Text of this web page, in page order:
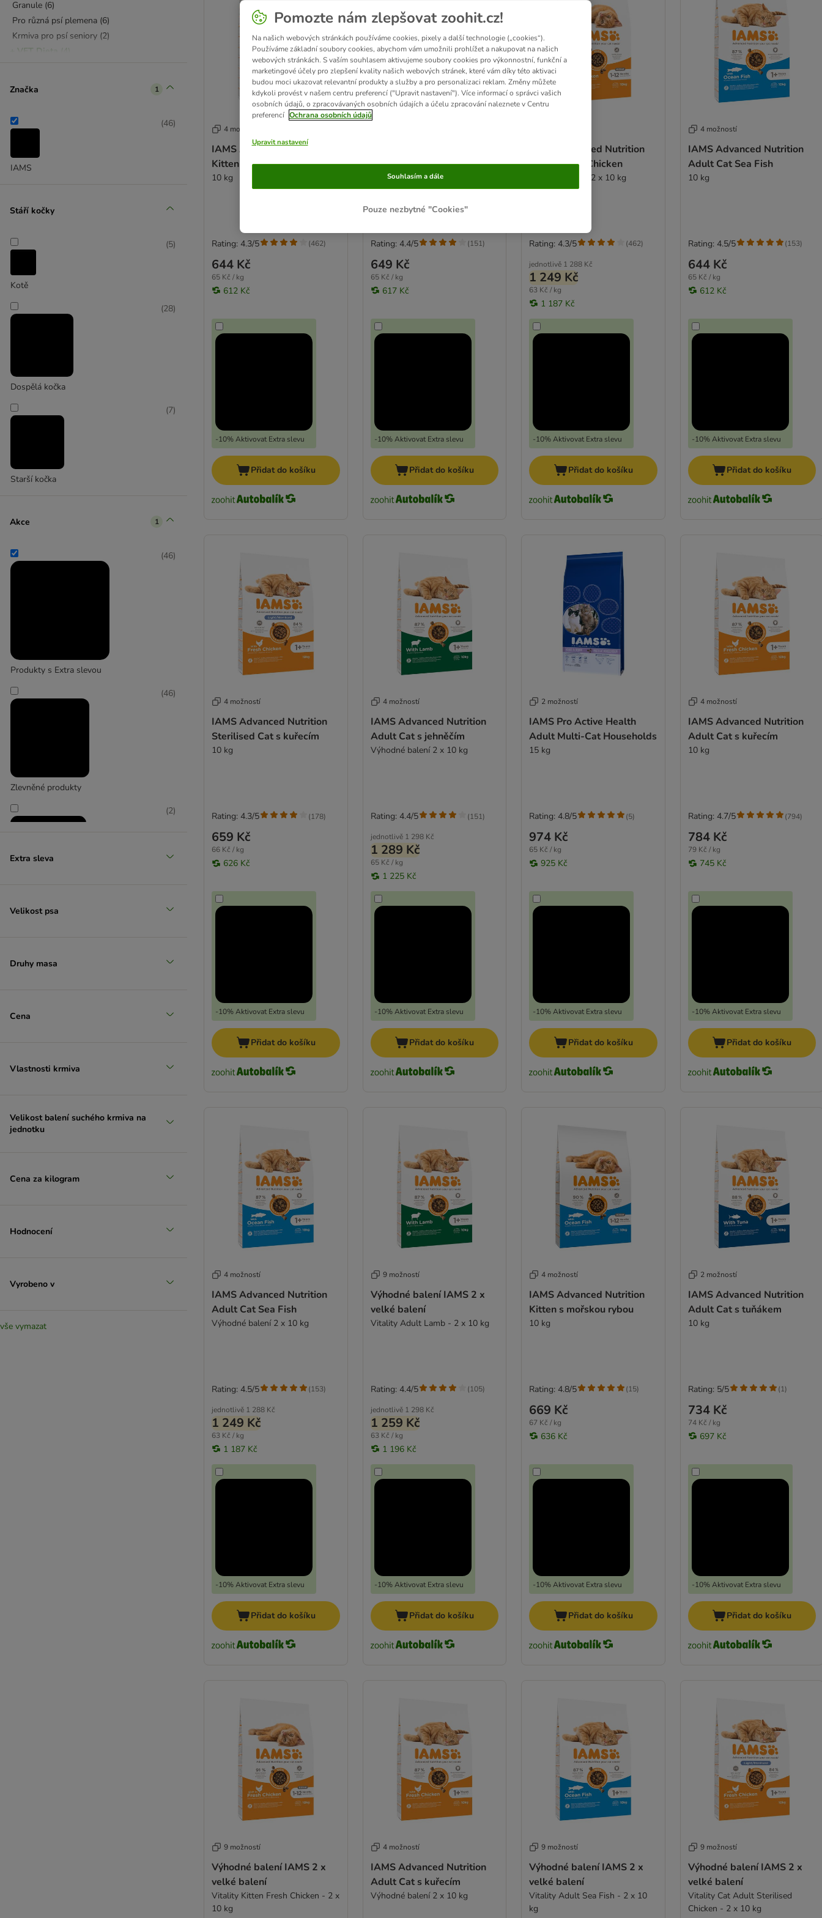
Granule (6)
Pro různá psí plemena (6)
Krmiva pro psí seniory (2)
+ VET Dieta
4
Značka
1
IAMS
(46)
Stáří kočky
Kotě
(5)
Dospělá kočka
(28)
Starší kočka
(7)
Akce 1
Produkty s Extra slevou
(46)
Zlevněné produkty
(46)
(2)
Extra sleva
Velikost psa
Druhy masa
Cena
Vlastnosti krmiva
Velikost balení suchého krmiva na
jednotku
Cena za kilogram
Hodnocení
Vyrobeno v
vše vymazat
4 možností
IAMS Advanced Nutrition
Kitten Fresh Chicken
10 kg
644 Kč
65 Kč / kg
612 Kč
-10% Aktivovat Extra slevu
Rating: 4.3/5 (462)
Přidat do košíku
Adult Cat s jehněčím
10 kg
649 Kč
65 Kč / kg
617 Kč
-10% Aktivovat Extra slevu
Rating: 4.4/5 (151)
Přidat do košíku
IAMS Advanced Nutrition
Kitten Fresh Chicken
Výhodné balení 2 x 10 kg
jednotlivě 1 288 Kč
1 249 Kč
63 Kč / kg
1 187 Kč
-10% Aktivovat Extra slevu
Rating: 4.3/5 (462)
Přidat do košíku
4 možností
IAMS Advanced Nutrition
Adult Cat Sea Fish
10 kg
644 Kč
65 Kč / kg
612 Kč
-10% Aktivovat Extra slevu
Rating: 4.5/5 (153)
Přidat do košíku
4 možností
IAMS Advanced Nutrition
Sterilised Cat s kuřecím
10 kg
659 Kč
66 Kč / kg
626 Kč
-10% Aktivovat Extra slevu
Rating: 4.3/5 (178)
Přidat do košíku
4 možností
IAMS Advanced Nutrition
Adult Cat s jehněčím
Výhodné balení 2 x 10 kg
jednotlivě 1 298 Kč
1 289 Kč
65 Kč / kg
1 225 Kč
-10% Aktivovat Extra slevu
Rating: 4.4/5 (151)
Přidat do košíku
2 možností
IAMS Pro Active Health
Adult Multi-Cat Households
15 kg
974 Kč
65 Kč / kg
925 Kč
-10% Aktivovat Extra slevu
Rating: 4.8/5 (5)
Přidat do košíku
4 možností
IAMS Advanced Nutrition
Adult Cat s kuřecím
10 kg
784 Kč
79 Kč / kg
745 Kč
-10% Aktivovat Extra slevu
Rating: 4.7/5 (794)
Přidat do košíku
4 možností
IAMS Advanced Nutrition
Adult Cat Sea Fish
Výhodné balení 2 x 10 kg
jednotlivě 1 288 Kč
1 249 Kč
63 Kč / kg
1 187 Kč
-10% Aktivovat Extra slevu
Rating: 4.5/5 (153)
Přidat do košíku
9 možností
Výhodné balení IAMS 2 x
velké balení
Vitality Adult Lamb - 2 x 10 kg
jednotlivě 1 298 Kč
1 259 Kč
63 Kč / kg
1 196 Kč
-10% Aktivovat Extra slevu
Rating: 4.4/5 (105)
Přidat do košíku
4 možností
IAMS Advanced Nutrition
Kitten s mořskou rybou
10 kg
669 Kč
67 Kč / kg
636 Kč
-10% Aktivovat Extra slevu
Rating: 4.8/5 (15)
Přidat do košíku
2 možností
IAMS Advanced Nutrition
Adult Cat s tuňákem
10 kg
734 Kč
74 Kč / kg
697 Kč
-10% Aktivovat Extra slevu
Rating: 5/5 (1)
Přidat do košíku
9 možností
Výhodné balení IAMS 2 x
velké balení
Vitality Kitten Fresh Chicken - 2 x
10 kg
4 možností
IAMS Advanced Nutrition
Adult Cat s kuřecím
Výhodné balení 2 x 10 kg
9 možností
Výhodné balení IAMS 2 x
velké balení
Vitality Adult Sea Fish - 2 x 10
kg
9 možností
Výhodné balení IAMS 2 x
velké balení
Vitality Cat Adult Sterilised
Chicken - 2 x 10 kg
Pomozte nám zlepšovat zoohit.cz!
Na našich webových stránkách používáme cookies, pixely a další technologie („cookies“).
Používáme základní soubory cookies, abychom vám umožnili prohlížet a nakupovat na našich
webových stránkách. S vaším souhlasem aktivujeme soubory cookies pro výkonnostní, funkční a
marketingové účely pro zlepšení kvality našich webových stránek, které vám díky této aktivaci
budou moci ukazovat relevantní produkty a služby a pro personalizaci reklam. Změny můžete
kdykoli provést v našem centru preferencí ("Upravit nastavení"). Více informací o správci vašich
osobních údajů, o zpracovávaných osobních údajích a účelu zpracování naleznete v Centru
preferencí Ochrana osobních údajů
Upravit nastavení
Pouze nezbytné "Cookies"
Souhlasím a dále